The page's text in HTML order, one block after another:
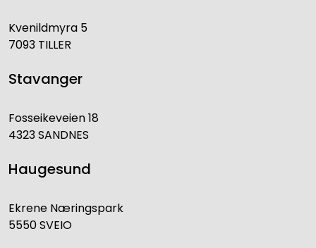
Kvenildmyra 5
7093 TILLER
Stavanger
Fosseikeveien 18
4323 SANDNES
Haugesund
Ekrene Næringspark
5550 SVEIO